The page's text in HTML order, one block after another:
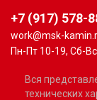
+7 (917) 578-
work@msk-
Пн-Пт 10-19, Сб-
Вся
технических